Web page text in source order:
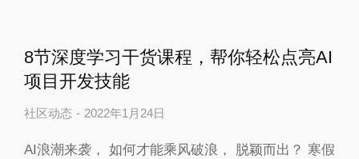
8节深度学习干货课程，帮你轻松点亮AI
项目开发技能
社区动态 2022年1月24日
AI浪潮来袭， 如何才能乘风破浪， 脱颖而出？ ️寒假